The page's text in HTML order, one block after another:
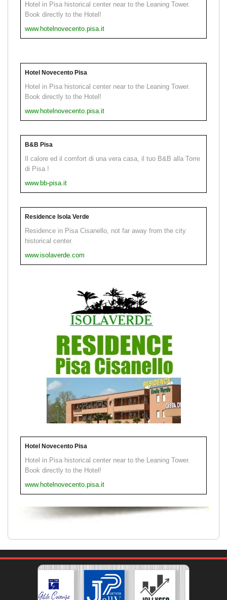
Hotel in Pisa historical center near to the Leaning Tower.
Book directly to the Hotel!
www.hotelnovecento.pisa.it
Hotel Novecento Pisa
Hotel in Pisa historical center near to the Leaning Tower.
Book directly to the Hotel!
www.hotelnovecento.pisa.it
B&B Pisa
Il calore ed il comfort di una vera casa, il tuo B&B alla Torre
di Pisa !
www.bb-pisa.it
Residence Isola Verde
Residence in Pisa Cisanello, not far away from the city
historical center.
www.isolaverde.com
Hotel Novecento Pisa
Hotel in Pisa historical center near to the Leaning Tower.
Book directly to the Hotel!
www.hotelnovecento.pisa.it